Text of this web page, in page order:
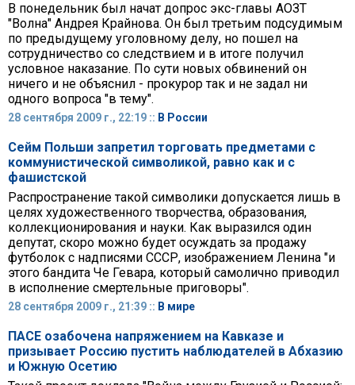
В понедельник был начат допрос экс-главы АОЗТ
"Волна" Андрея Крайнова. Он был третьим подсудимым
по предыдущему уголовному делу, но пошел на
сотрудничество со следствием и в итоге получил
условное наказание. По сути новых обвинений он
ничего и не объяснил - прокурор так и не задал ни
одного вопроса "в тему".
28 сентября 2009 г., 22:19 :: В России
Сейм Польши запретил торговать предметами с
коммунистической символикой, равно как и с
фашистской
Распространение такой символики допускается лишь в
целях художественного творчества, образования,
коллекционирования и науки. Как выразился один
депутат, скоро можно будет осуждать за продажу
футболок с надписями СССР, изображением Ленина "и
этого бандита Че Гевара, который самолично приводил
в исполнение смертельные приговоры".
28 сентября 2009 г., 21:39 :: В мире
ПАСЕ озабочена напряжением на Кавказе и
призывает Россию пустить наблюдателей в Абхазию
и Южную Осетию